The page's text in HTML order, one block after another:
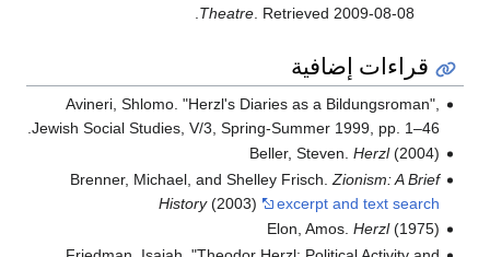
Theatre. Retrieved2009-08-08
.
قراءات إضافية
Avineri, Shlomo. "Herzl's Diaries as a Bildungsroman",
Jewish Social Studies, V/3, Spring-Summer 1999, pp. 1–46.
Beller, Steven. Herzl(2004)
Brenner, Michael, and Shelley Frisch. Zionism: A Brief
History(2003)
excerpt and text search
Elon, Amos. Herzl(1975)